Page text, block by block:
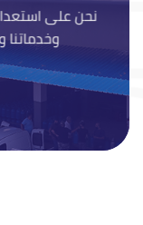
نحن على